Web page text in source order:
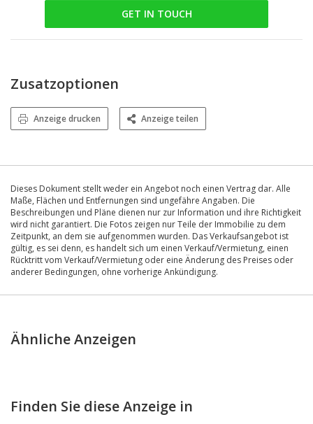
GET IN TOUCH
Zusatzoptionen
Anzeige drucken Anzeige teilen
Dieses Dokument stellt weder ein Angebot noch einen Vertrag dar. Alle
Maße, Flächen und Entfernungen sind ungefähre Angaben. Die
Beschreibungen und Pläne dienen nur zur Information und ihre Richtigkeit
wird nicht garantiert. Die Fotos zeigen nur Teile der Immobilie zu dem
Zeitpunkt, an dem sie aufgenommen wurden. Das Verkaufsangebot ist
gültig, es sei denn, es handelt sich um einen Verkauf/Vermietung, einen
Rücktritt vom Verkauf/Vermietung oder eine Änderung des Preises oder
anderer Bedingungen, ohne vorherige Ankündigung.
Ähnliche Anzeigen
Finden Sie diese Anzeige in